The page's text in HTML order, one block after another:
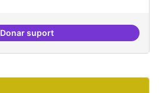
Donar suportEspai acompanyament periòdic